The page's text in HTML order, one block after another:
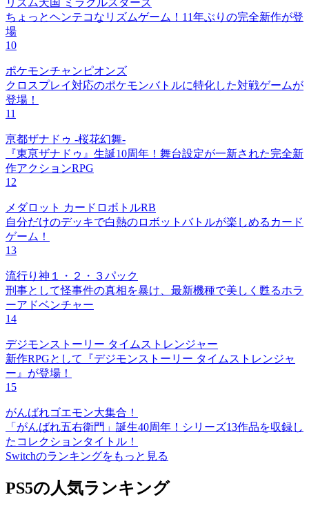
ちょっとヘンテコなリズムゲーム！11年ぶりの完全新作が登
場
10
ポケモンチャンピオンズ
クロスプレイ対応のポケモンバトルに特化した対戦ゲームが
登場！
11
亰都ザナドゥ -桜花幻舞-
『東亰ザナドゥ』生誕10周年！舞台設定が一新された完全新
作アクションRPG
12
メダロット カードロボトルRB
自分だけのデッキで白熱のロボットバトルが楽しめるカード
ゲーム！
13
流行り神１・２・３パック
刑事として怪事件の真相を暴け、最新機種で美しく甦るホラ
ーアドベンチャー
14
デジモンストーリー タイムストレンジャー
新作RPGとして『デジモンストーリー タイムストレンジャ
ー』が登場！
15
がんばれゴエモン大集合！
「がんばれ五右衛門」誕生40周年！シリーズ13作品を収録し
たコレクションタイトル！
Switchのランキングをもっと見る
PS5の人気ランキング